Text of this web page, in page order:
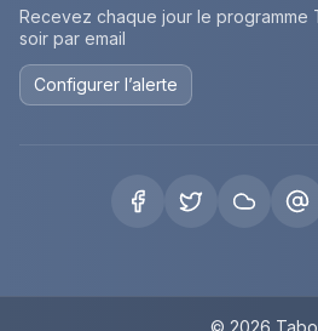
Recevez chaque jour le programme
soir par email
Configurer l’alerte
© 2026